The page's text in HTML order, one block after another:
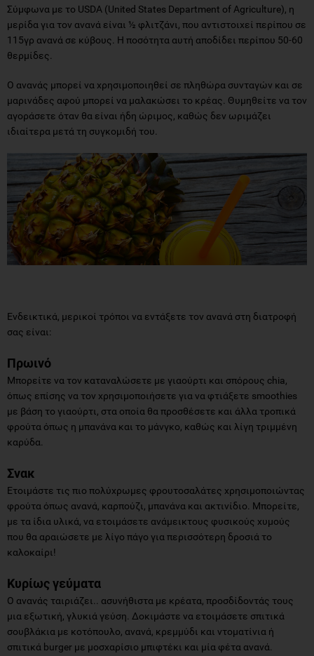
Σύμφωνα με το USDA (United States Department of Agriculture), η
μερίδα για τον ανανά είναι ½ φλιτζάνι, που αντιστοιχεί περίπου σε
115γρ ανανά σε κύβους. Η ποσότητα αυτή αποδίδει περίπου 50-60
θερμίδες.
Ο ανανάς μπορεί να χρησιμοποιηθεί σε πληθώρα συνταγών και σε
μαρινάδες αφού μπορεί να μαλακώσει το κρέας. Θυμηθείτε να τον
αγοράσετε όταν θα είναι ήδη ώριμος, καθώς δεν ωριμάζει
ιδιαίτερα μετά τη συγκομιδή του.
Ενδεικτικά, μερικοί τρόποι να εντάξετε τον ανανά στη διατροφή
σας είναι:
Πρωινό
Μπορείτε να τον καταναλώσετε με γιαούρτι και σπόρους chia,
όπως επίσης να τον χρησιμοποιήσετε για να φτιάξετε smoothies
με βάση το γιαούρτι, στα οποία θα προσθέσετε και άλλα τροπικά
φρούτα όπως η μπανάνα και το μάνγκο, καθώς και λίγη τριμμένη
καρύδα.
Σνακ
Ετοιμάστε τις πιο πολύχρωμες φρουτοσαλάτες χρησιμοποιώντας
φρούτα όπως ανανά, καρπούζι, μπανάνα και ακτινίδιο. Μπορείτε,
με τα ίδια υλικά, να ετοιμάσετε ανάμεικτους φυσικούς χυμούς
που θα αραιώσετε με λίγο πάγο για περισσότερη δροσιά το
καλοκαίρι!
Κυρίως γεύματα
Ο ανανάς ταιριάζει.. ασυνήθιστα με κρέατα, προσδίδοντάς τους
μια εξωτική, γλυκιά γεύση. Δοκιμάστε να ετοιμάσετε σπιτικά
σουβλάκια με κοτόπουλο, ανανά, κρεμμύδι και ντοματίνια ή
σπιτικά burger με μοσχαρίσιο μπιφτέκι και μία φέτα ανανά.